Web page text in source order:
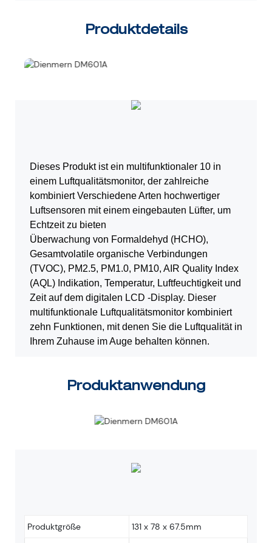
Produktdetails
Dieses Produkt ist ein multifunktionaler 10 in
einem Luftqualitätsmonitor, der zahlreiche
kombiniertVerschiedene Arten hochwertiger
Luftsensoren mit einem eingebauten Lüfter, um
Echtzeit zu bieten
Überwachung von Formaldehyd (HCHO),
Gesamtvolatile organische Verbindungen
(TVOC), PM2.5, PM1.0, PM10, AIR Quality Index
(AQL) Indikation, Temperatur, Luftfeuchtigkeit und
Zeit auf dem digitalen LCD -Display. Dieser
multifunktionale Luftqualitätsmonitor kombiniert
zehn Funktionen, mit denen Sie die Luftqualität in
Ihrem Zuhause im Auge behalten können.
Produktanwendung
Produktgröße 131 x 78 x 67.5mm